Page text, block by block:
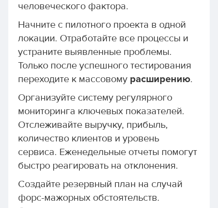
человеческого фактора.
Начните с пилотного проекта в одной
локации. Отработайте все процессы и
устраните выявленные проблемы.
Только после успешного тестирования
переходите к массовому расширению.
Организуйте систему регулярного
мониторинга ключевых показателей.
Отслеживайте выручку, прибыль,
количество клиентов и уровень
сервиса. Еженедельные отчеты помогут
быстро реагировать на отклонения.
Создайте резервный план на случай
форс-мажорных обстоятельств.